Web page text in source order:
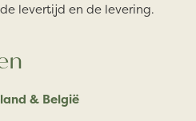
levertijd en de levering.
& België